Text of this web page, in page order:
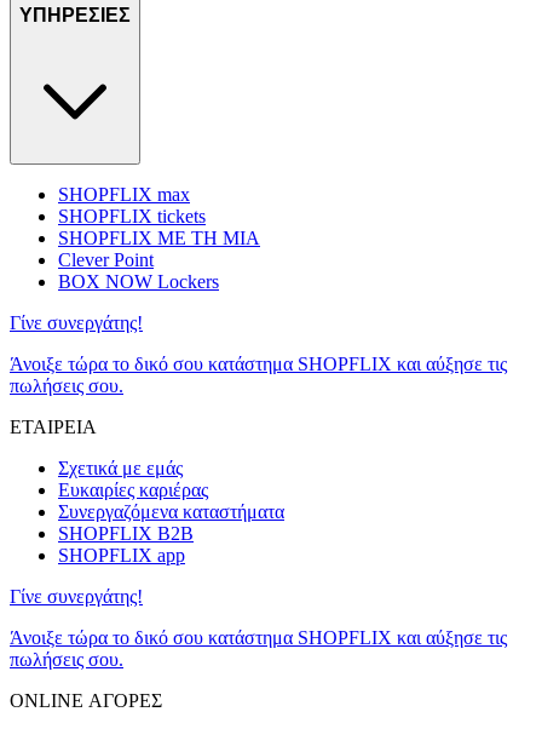
ΥΠΗΡΕΣΙΕΣ
SHOPFLIX max
SHOPFLIX tickets
SHOPFLIX ΜΕ ΤΗ ΜΙΑ
Clever Point
BOX NOW Lockers
Γίνε συνεργάτης!
Άνοιξε τώρα το δικό σου κατάστημα SHOPFLIX και αύξησε τις
πωλήσεις σου.
ΕΤΑΙΡΕΙΑ
Σχετικά με εμάς
Ευκαιρίες καριέρας
Συνεργαζόμενα καταστήματα
SHOPFLIX B2B
SHOPFLIX app
Γίνε συνεργάτης!
Άνοιξε τώρα το δικό σου κατάστημα SHOPFLIX και αύξησε τις
πωλήσεις σου.
ONLINE ΑΓΟΡΕΣ